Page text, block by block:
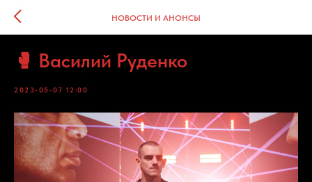
НОВОСТИ И АНОНСЫ
🥊 Василий Руденко
2023-05-07 12:00